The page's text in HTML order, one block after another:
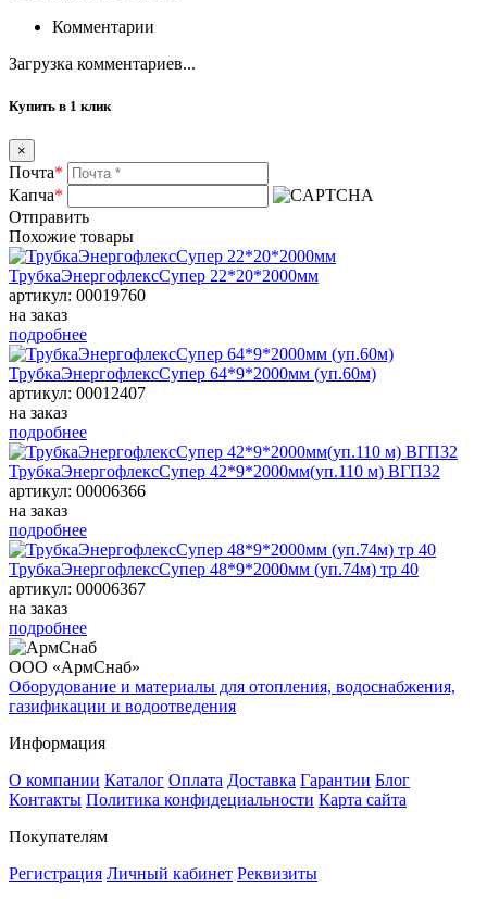
Комментарии
Загрузка комментариев...
Купить в 1 клик
×
Почта*
Капча*
Отправить
Похожие товары
ТрубкаЭнергофлексСупер 22*20*2000мм
артикул: 00019760
на заказ
подробнее
ТрубкаЭнергофлексСупер 64*9*2000мм (уп.60м)
артикул: 00012407
на заказ
подробнее
ТрубкаЭнергофлексСупер 42*9*2000мм(уп.110 м) ВГП32
артикул: 00006366
на заказ
подробнее
ТрубкаЭнергофлексСупер 48*9*2000мм (уп.74м) тр 40
артикул: 00006367
на заказ
подробнее
ООО «АрмСнаб»
Оборудование и материалы для отопления, водоснабжения,
газификации и водоотведения
Информация
О компании Каталог Оплата Доставка Гарантии Блог
Контакты Политика конфидециальности Карта сайта
Покупателям
Регистрация Личный кабинет Реквизиты